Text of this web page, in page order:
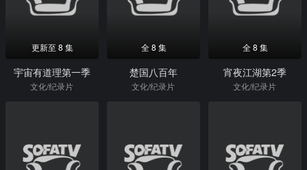
更新至 8 集
宇宙有道理第一季
文化/纪录片
全 8 集
楚国八百年
文化/纪录片
全 8 集
宵夜江湖第2季
文化/纪录片